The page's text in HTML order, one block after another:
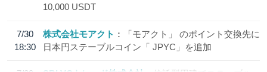
10,000 USDT
7/30
18:30
株式会社モアクト
「モアクト」 のポイント交換先に
日本円ステーブルコイン「 JPYC」を追加